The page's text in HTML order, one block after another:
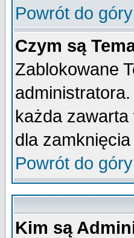
Powrót do góry
Czym są
Zablokowane
każda
dla
Powrót do góry
Kim są